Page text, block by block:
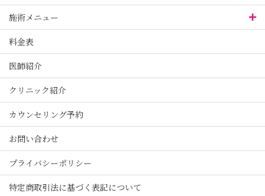
施術メニュー
料金表
医師紹介
クリニック紹介
カウンセリング予約
お問い合わせ
プライバシーポリシー
特定商取引法に基づく表記について